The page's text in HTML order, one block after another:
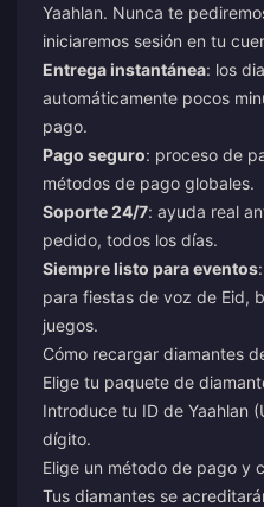
Yaahlan. Nunca te
iniciaremos sesión en tu
Entrega instantánea: los
automáticamente pocos
pago.
Pago seguro: proceso de
métodos de pago globales.
Soporte 24/7: ayuda real
pedido, todos los días.
Siempre listo para eventos
para fiestas de voz de Eid,
juegos.
Cómo recargar diamantes
Elige tu paquete de
Introduce tu ID de Yaahlan
dígito.
Elige un método de pago y
Tus diamantes se